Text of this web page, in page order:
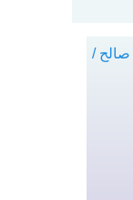
صالح /